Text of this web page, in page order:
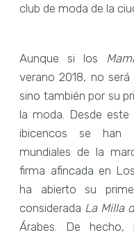
club de moda de la
Aunque si los
verano 2018, no
sino también por su
la moda. Desde
ibicencos se han
mundiales de la
firma afincada en
ha abierto su
considerada La Milla
Árabes. De